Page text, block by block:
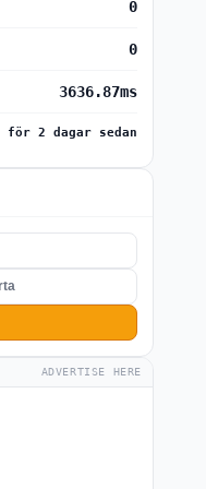
0
0
3636.87ms
för 2 dagar sedan
ADVERTISE HERE